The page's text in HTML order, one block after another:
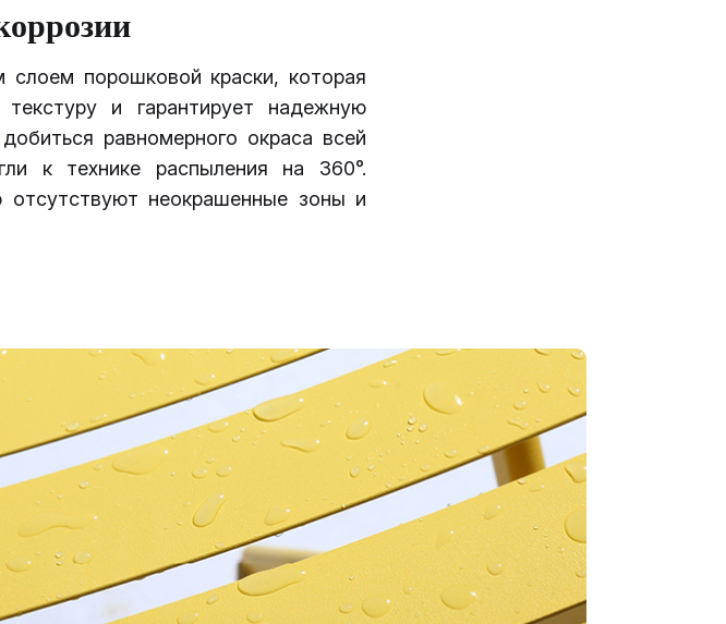
порошковой краски, которая
и гарантирует надежную
равномерного окраса всей
к технике распыления на 360°.
неокрашенные зоны и